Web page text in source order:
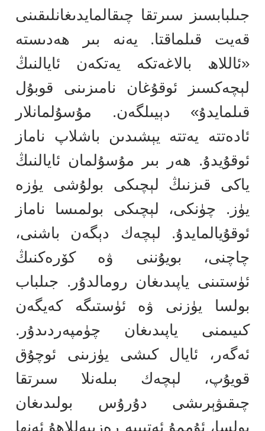
جىلبابسىز سىرتقا چىقالمايدىغانلىقىنى
قەيت قىلماقتا. يەنە بىر ھەدىستە
«ئاللاھ بالاغەتكە يەتكەن ئايالنىڭ
لېچەكسىز ئوقۇغان نامىزىنى قوبۇل
قىلمايدۇ» دېيىلگەن. مۇسۇلمانلار
ئادەتتە يەتتە يېشىدىن باشلاپ ناماز
ئوقۇيدۇ. ھەر بىر مۇسۇلمان ئايالنىڭ
ياكى قىزنىڭ لېچىكى بولۇشى يۈزە
يۈز. چۈنكى، لېچىكى بولمىسا ناماز
ئوقۇيالمايدۇ. لېچەك دېگەن باشنى،
چاچنى، بويۇننى ۋە كۆرەكنىڭ
ئۈستىنى ياپىدىغان رومالدۇر. جىلباب
بولسا يۈزنى ۋە ئۈستىگە كەيگەن
كىيىمنى ياپىدىغان چۈمپەردىدۇر.
ئەگەر، ئايال كىشى يۈزىنى ئوچۇق
قويۇپ، لېچەك بىلەنلا سىرتقا
چىقىۋېرىشى دۇرۇس بولىدىغان
بولسا، ئۇممۇ ئەتىييە رەزىيەللاھۇ ئەنھا